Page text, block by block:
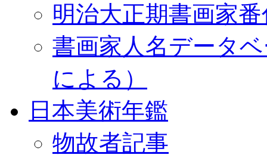
明治大正期書画家
書画家人名データ
による）
日本美術年鑑
物故者記事